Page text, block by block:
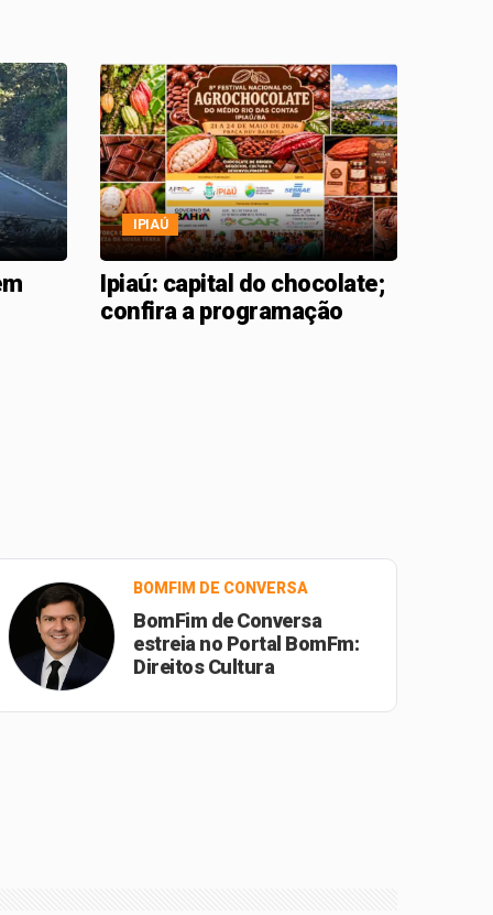
IPIAÚ
Ipiaú: capital do chocolate;
confira a programação
BOMFIM DE CONVERSA
BomFim de Conversa
estreia no Portal BomFm:
Direitos Cultura